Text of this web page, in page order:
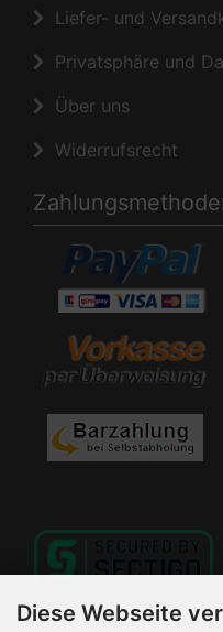
Liefer- und
Privatsphäre und
Über uns
Widerrufsrecht
Diese Webseite